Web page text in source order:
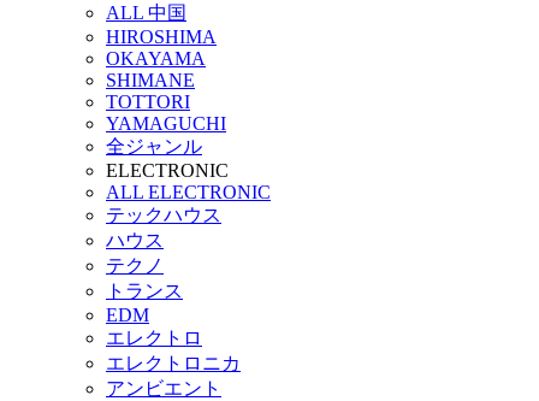
ALL 中国
HIROSHIMA
OKAYAMA
SHIMANE
TOTTORI
YAMAGUCHI
全ジャンル
ELECTRONIC
ALL ELECTRONIC
テックハウス
ハウス
テクノ
トランス
EDM
エレクトロ
エレクトロニカ
アンビエント